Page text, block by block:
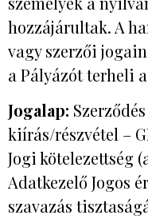
hozzájárultak. A
vagy szerzői
a Pályázót terheli
Jogalap:
kiírás/részvétel –
Jogi kötelezettség
Adatkezelő Jogos
szavazás